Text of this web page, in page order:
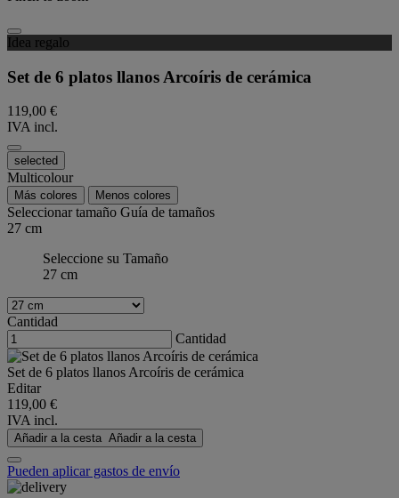
Idea regalo
Set de 6 platos llanos Arcoíris de cerámica
119,00 €
IVA incl.
selected
Multicolour
Más colores Menos colores
Seleccionar tamaño Guía de tamaños
27 cm
Seleccione su Tamaño
27 cm
Cantidad
Cantidad
Set de 6 platos llanos Arcoíris de cerámica
Editar
119,00 €
IVA incl.
Añadir a la cesta Añadir a la cesta
Pueden aplicar gastos de envío